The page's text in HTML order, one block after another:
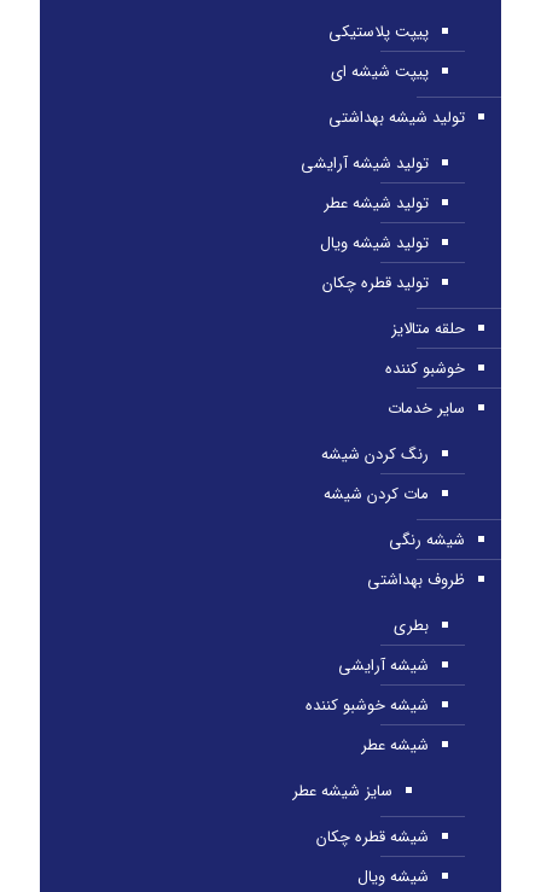
پیپت پلاستیکی
پیپت شیشه ای
تولید شیشه بهداشتی
تولید شیشه آرایشی
تولید شیشه عطر
تولید شیشه ویال
تولید قطره چکان
حلقه متالایز
خوشبو کننده
سایر خدمات
رنگ کردن شیشه
مات کردن شیشه
شیشه رنگی
ظروف بهداشتی
بطری
شیشه آرایشی
شیشه خوشبو کننده
شیشه عطر
سایز شیشه عطر
شیشه قطره چکان
شیشه ویال